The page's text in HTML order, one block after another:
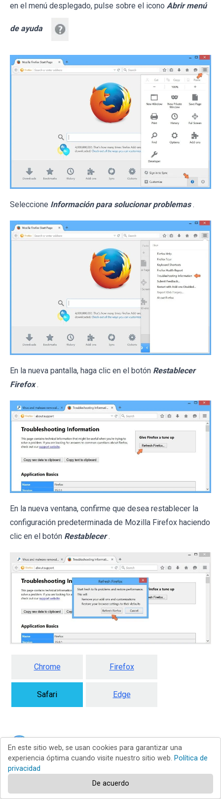
en el menú desplegado, pulse sobre el icono Abrir menú
de ayuda
Seleccione Información para solucionar problemas .
En la nueva pantalla, haga clic en el botón Restablecer
Firefox .
En la nueva ventana, confirme que desea restablecer la
configuración predeterminada de Mozilla Firefox haciendo
clic en el botón Restablecer .
Chrome Firefox
Safari Edge
Eliminar extensiones maliciosas en
Safari:
En este sitio web, se usan cookies para garantizar una
experiencia óptima cuando visite nuestro sitio web. Política de
privacidad
De acuerdo